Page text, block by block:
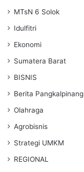
MTsN 6 Solok
Idulfitri
Ekonomi
Sumatera Barat
BISNIS
Berita Pangkalpinang
Olahraga
Agrobisnis
Strategi UMKM
REGIONAL